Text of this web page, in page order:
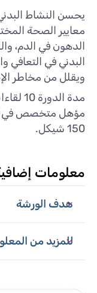
يحسن النشاط
معايير الصحة
الدهون في الدم،
البدني في التعافي
ويقلل من مخاطر
مدة
مؤهل متخصص في في
150 شيكل.
معلومات
هدف الورشة
للمزيد من